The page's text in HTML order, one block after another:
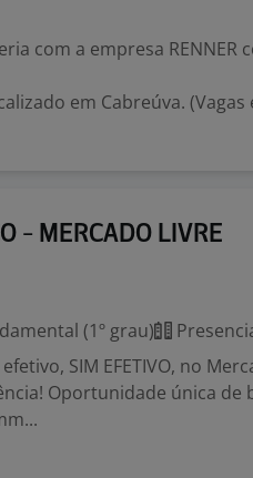
com a empresa RENNER
em Cabreúva. (Vagas
- MERCADO LIVRE
(1º grau)
SIM EFETIVO, no
Oportunidade única de